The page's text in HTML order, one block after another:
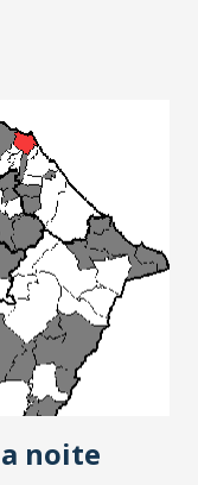
de
São mais de 100
Os espaços da
do Ceará (Rece),
parceria com as
do Mar (IDM) e
teatro, música,
de histórias,
noite